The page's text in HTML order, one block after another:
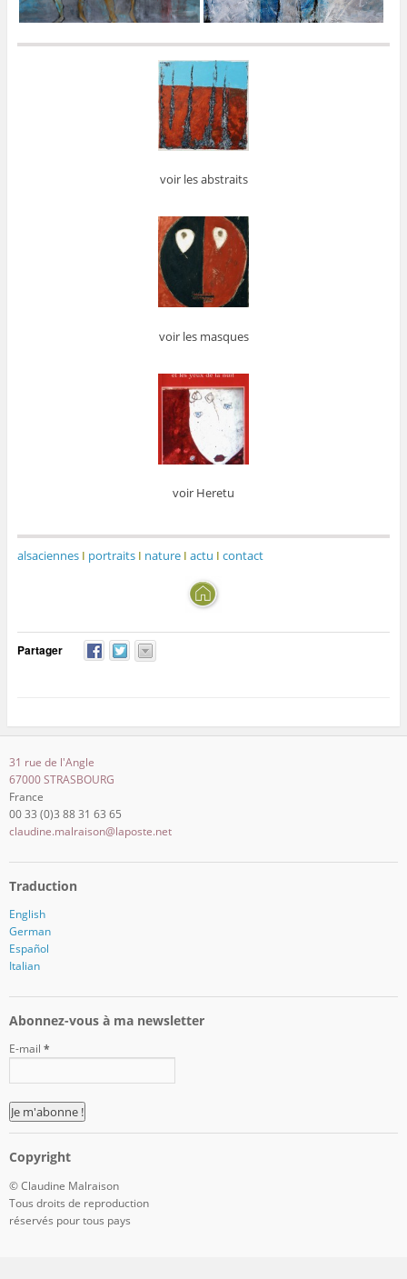
voir les abstraits
voir les masques
voir Heretu
alsaciennes I portraits I nature I actu I contact
Partager
31 rue de l'Angle
67000 STRASBOURG
France
00 33 (0)3 88 31 63 65
claudine.malraison@laposte.net
Traduction
English
German
Español
Italian
Abonnez-vous à ma newsletter
E-mail *
Copyright
© Claudine Malraison
Tous droits de reproduction
réservés pour tous pays